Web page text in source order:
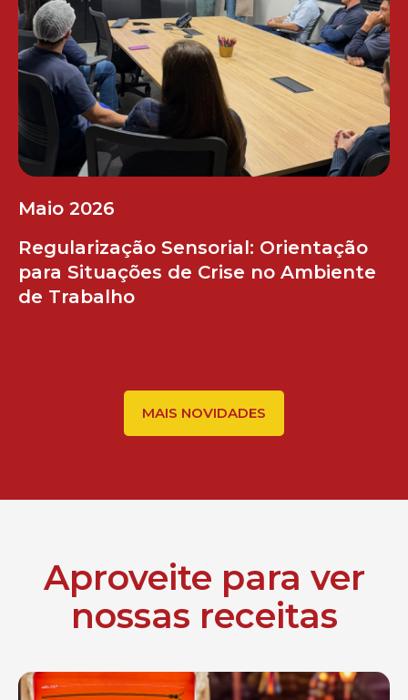
Maio 2026
Regularização Sensorial: Orientação
para Situações de Crise no Ambiente
de Trabalho
MAIS NOVIDADES
Aproveite para ver
nossas receitas